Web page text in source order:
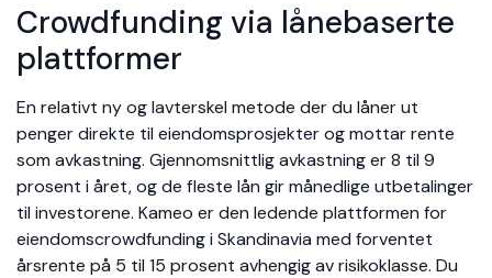
Crowdfunding via lånebaserte
plattformer
En relativt ny og lavterskel metode der du låner ut
penger direkte til eiendomsprosjekter og mottar rente
som avkastning. Gjennomsnittlig avkastning er 8 til 9
prosent i året, og de fleste lån gir månedlige utbetalinger
til investorene. Kameo er den ledende plattformen for
eiendomscrowdfunding i Skandinavia med forventet
årsrente på 5 til 15 prosent avhengig av risikoklasse. Du